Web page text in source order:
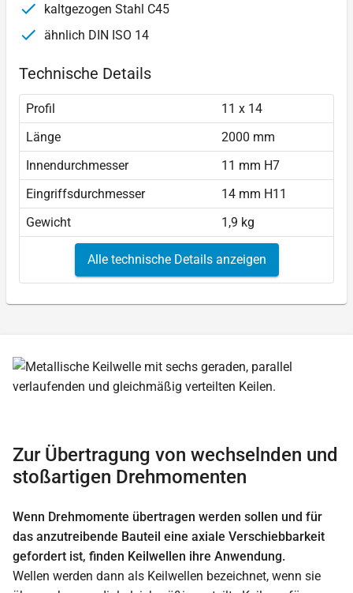
kaltgezogen Stahl C45
ähnlich DIN ISO 14
Technische Details
Profil
11 x 14
Länge
2000 mm
Innendurchmesser
11 mm H7
Eingriffsdurchmesser
14 mm H11
Gewicht
1,9 kg
Alle technische Details anzeigen
Zur Übertragung von wechselnden und
stoßartigen Drehmomenten
Wenn Drehmomente übertragen werden sollen und für
das anzutreibende Bauteil eine axiale Verschiebbarkeit
gefordert ist, finden Keilwellen ihre Anwendung.
Wellen werden dann als Keilwellen bezeichnet, wenn sie